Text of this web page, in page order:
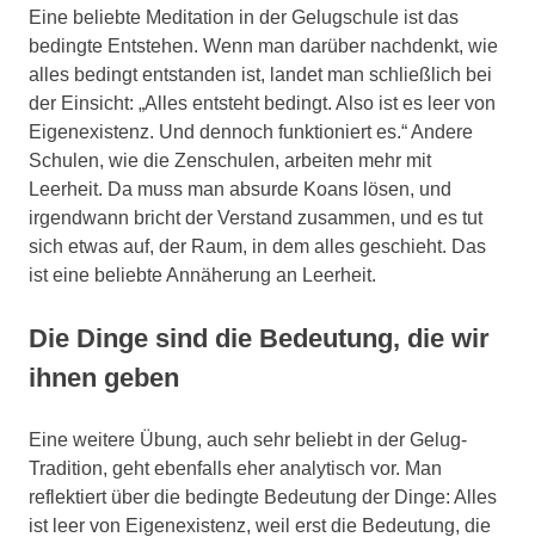
Eine beliebte Meditation in der Gelugschule ist das
bedingte Entstehen. Wenn man darüber nachdenkt, wie
alles bedingt entstanden ist, landet man schließlich bei
der Einsicht: „Alles entsteht bedingt. Also ist es leer von
Eigenexistenz. Und dennoch funktioniert es.“ Andere
Schulen, wie die Zenschulen, arbeiten mehr mit
Leerheit. Da muss man absurde Koans lösen, und
irgendwann bricht der Verstand zusammen, und es tut
sich etwas auf, der Raum, in dem alles geschieht. Das
ist eine beliebte Annäherung an Leerheit.
Die Dinge sind die Bedeutung, die wir
ihnen geben
Eine weitere Übung, auch sehr beliebt in der Gelug-
Tradition, geht ebenfalls eher analytisch vor. Man
reflektiert über die bedingte Bedeutung der Dinge: Alles
ist leer von Eigenexistenz, weil erst die Bedeutung, die